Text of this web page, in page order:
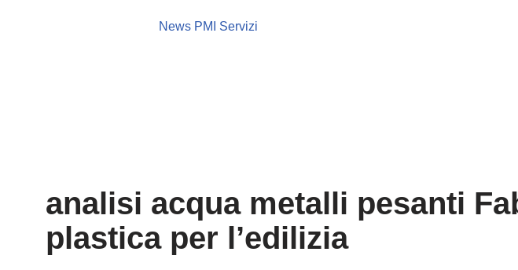
News PMI Servizi
analisi acqua metalli pesanti
plastica per l’edilizia